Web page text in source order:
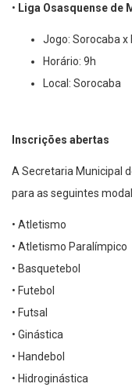
• Liga Osasquense de
Jogo: Sorocaba x
Horário: 9h
Local: Sorocaba
Inscrições abertas
A Secretaria Municipal
para as seguintes
• Atletismo
• Atletismo Paralímpico
• Basquetebol
• Futebol
• Futsal
• Ginástica
• Handebol
• Hidroginástica